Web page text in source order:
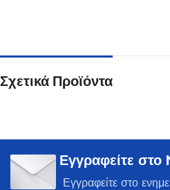
Σχετικά Προϊόντα
Εγγραφείτε
Εγγραφείτε στο